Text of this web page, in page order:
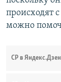
происходят
можно
СР в Яндекс.Дзен